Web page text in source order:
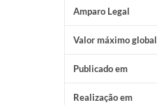
Amparo Legal
Valor máximo global
Publicado em
Realização em